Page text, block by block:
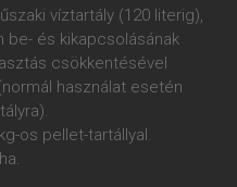
víztartály (120 literig),
be- és kikapcsolásának
csökkentésével
használat esetén
os pellet-tartállyal.